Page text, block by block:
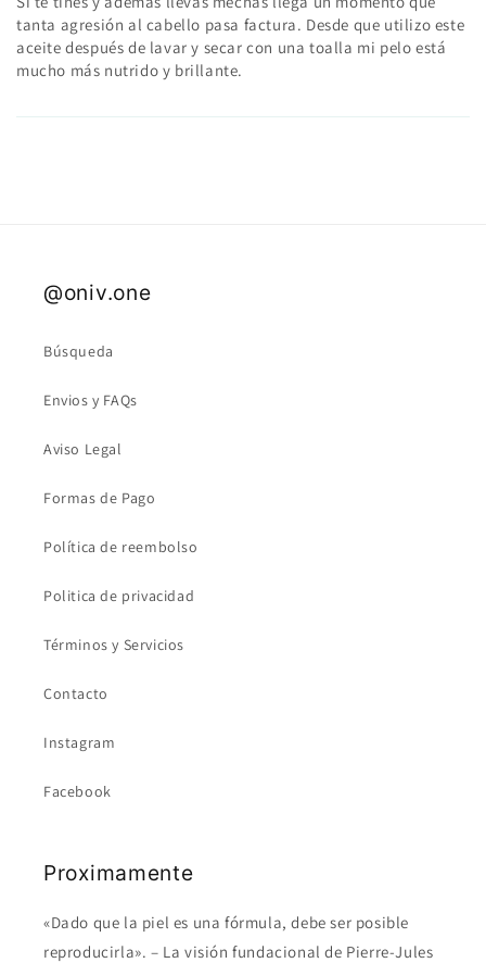
tanta agresión al cabello pasa factura. Desde que utilizo este
aceite después de lavar y secar con una toalla mi pelo está
mucho más nutrido y brillante.
@oniv.one
Búsqueda
Envios y FAQs
Aviso Legal
Formas de Pago
Política de reembolso
Politica de privacidad
Términos y Servicios
Contacto
Instagram
Facebook
Proximamente
«Dado que la piel es una fórmula, debe ser posible
reproducirla». – La visión fundacional de Pierre-Jules